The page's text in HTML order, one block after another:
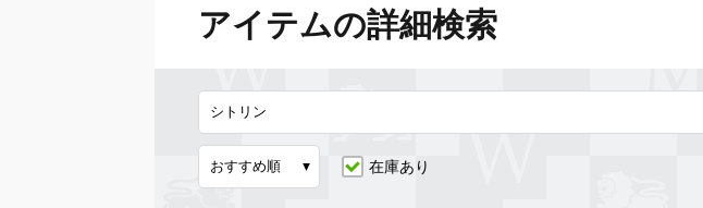
アイテムの詳細検索
在庫あり